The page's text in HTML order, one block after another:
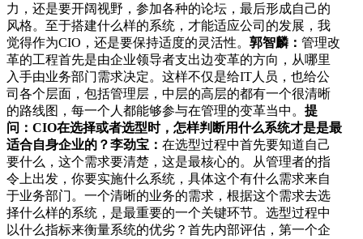
力，还是要开阔视野，参加各种的论坛，最后形成自己的
风格。至于搭建什么样的系统，才能适应公司的发展，我
觉得作为CIO，还是要保持适度的灵活性。 郭智麟： 管理改
革的工程首先是由企业领导者支出边变革的方向，从哪里
入手由业务部门需求决定。这样不仅是给IT人员，也给公
司各个层面，包括管理层，中层的高层的都有一个很清晰
的路线图，每一个人都能够参与在管理的变革当中。 提
问：CIO在选择或者选型时，怎样判断用什么系统才是是最
适合自身企业的？李劲宝： 在选型过程中首先要知道自己
要什么，这个需求要清楚，这是最核心的。从管理者的指
令上出发，你要实施什么系统，具体这个有什么需求来自
于业务部门。一个清晰的业务的需求，根据这个需求去选
择什么样的系统，是最重要的一个关键环节。选型过程中
以什么指标来衡量系统的优劣？首先内部评估，第一个企